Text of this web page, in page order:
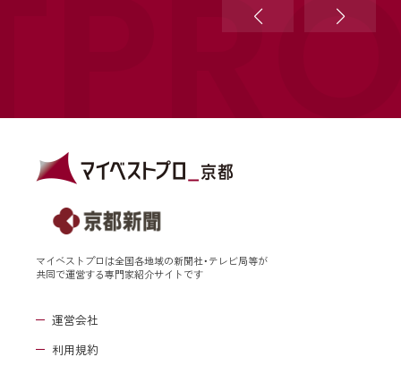
マイベストプロは全国各地域の新聞社・テレビ局等が
共同で運営する専門家紹介サイトです
運営会社
利用規約